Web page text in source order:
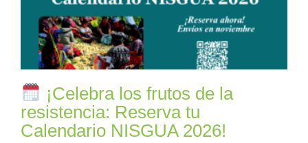
¡Celebra los frutos de la
resistencia: Reserva tu
Calendario NISGUA 2026!